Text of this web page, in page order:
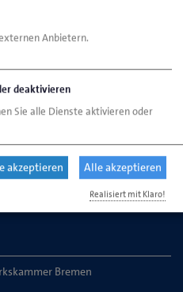
Bremen
Anbietern.
deaktivieren
Sie alle Dienste aktivieren oder
akzeptieren Alle akzeptieren
Realisiert mit Klaro!